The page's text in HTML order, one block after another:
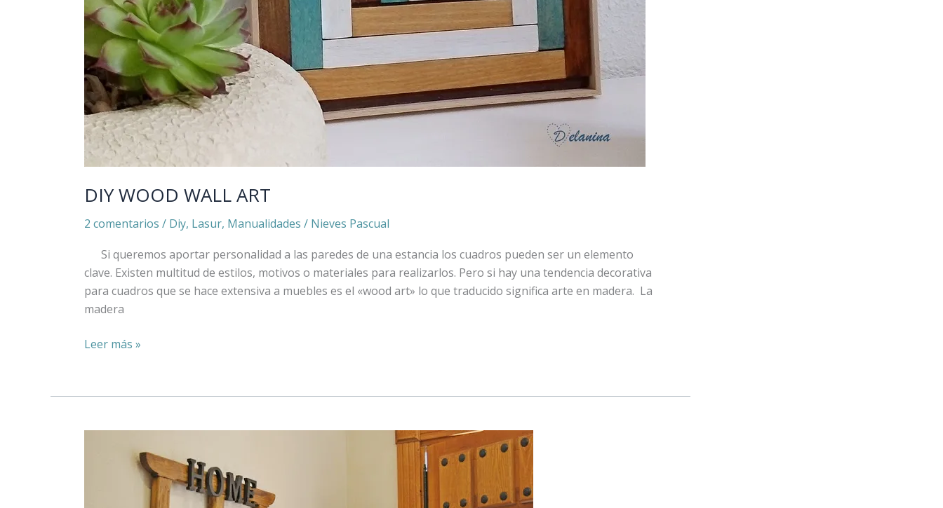
DIY WOOD WALL ART
2 comentarios / Diy, Lasur, Manualidades / Nieves Pascual
Si queremos aportar personalidad a las paredes de una estancia los cuadros pueden ser un elemento
clave. Existen multitud de estilos, motivos o materiales para realizarlos. Pero si hay una tendencia decorativa
para cuadros que se hace extensiva a muebles es el «wood art» lo que traducido significa arte en madera. La
madera
Leer más »